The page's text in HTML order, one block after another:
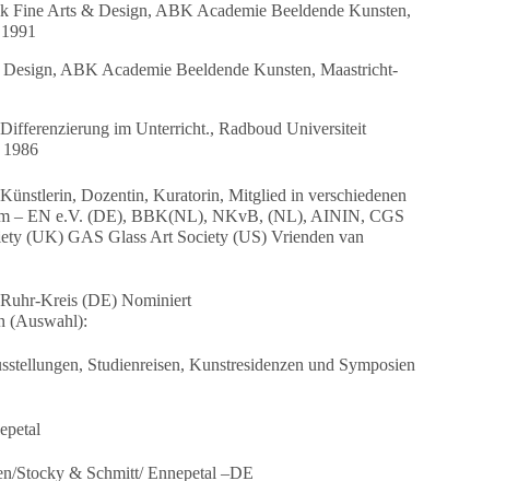
Fine Arts & Design, ABK Academie Beeldende Kunsten,
ABK Academie Beeldende Kunsten, Maastricht-
im Unterricht., Radboud Universiteit
Dozentin, Kuratorin, Mitglied in verschiedenen
– EN e.V. (DE), BBK(NL), NKvB, (NL), AININ, CGS
(UK) GAS Glass Art Society (US) Vrienden van
Kreis (DE) Nominiert
(Auswahl):
Studienreisen, Kunstresidenzen und Symposien
Stocky & Schmitt/ Ennepetal –DE